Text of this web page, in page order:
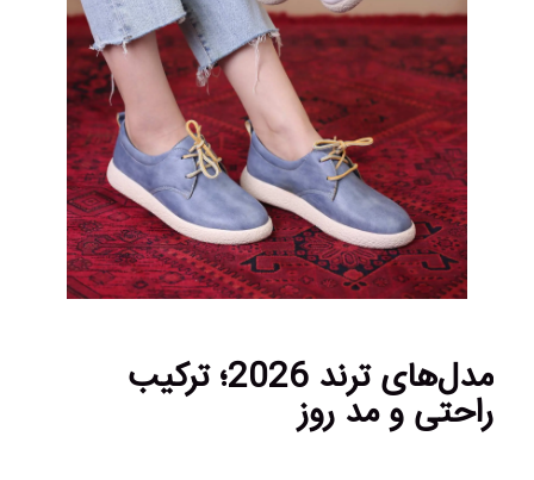
مدل‌های ترند 2026؛ ترکیب
راحتی و مد روز